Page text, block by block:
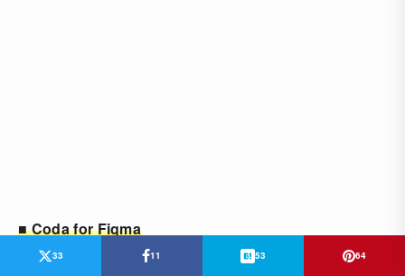
■ Coda for Figma
33 11 53 64